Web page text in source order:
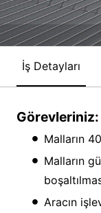
İş Detayları
Görevleriniz:
Malların
Malların
Aracın